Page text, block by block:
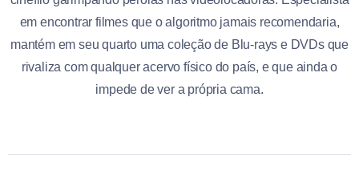
em encontrar filmes que o algoritmo jamais recomendaria,
mantém em seu quarto uma coleção de Blu-rays e DVDs que
rivaliza com qualquer acervo físico do país, e que ainda o
impede de ver a própria cama.